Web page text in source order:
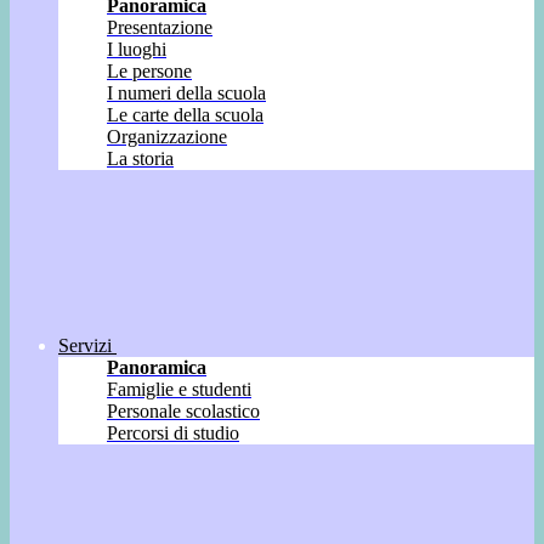
Panoramica
Presentazione
I luoghi
Le persone
I numeri della scuola
Le carte della scuola
Organizzazione
La storia
Servizi
Panoramica
Famiglie e studenti
Personale scolastico
Percorsi di studio